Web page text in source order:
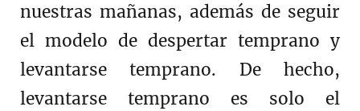
nuestras mañanas, además de seguir
el modelo de despertar temprano y
levantarse temprano. De hecho,
levantarse temprano es solo el